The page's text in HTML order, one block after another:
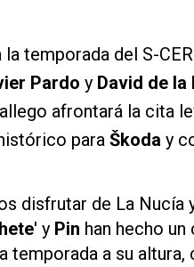
la temporada del S-
Pardo y David de la
afrontará la cita
para Škoda y
disfrutar de La Nucía
' y Pin han hecho
temporada a su altura,